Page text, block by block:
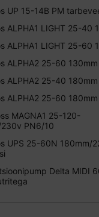
UP 15-14B PM
ALPHA1 LIGHT 25-40
ALPHA1 LIGHT 25-60
ALPHA2 25-60 130mm
ALPHA2 25-40 180mm
ALPHA2 25-60 180mm
MAGNA1 25-120-
PN6/10
UPS 25-60N 180mm/
Delta MIDI